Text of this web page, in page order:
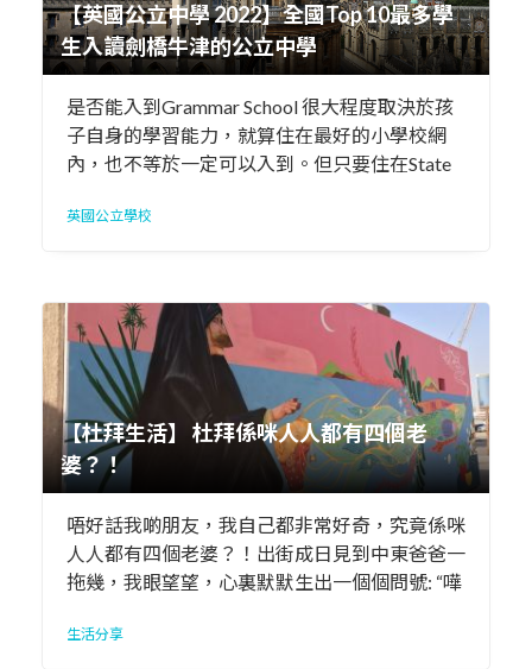
【英國公立中學 2022】全國Top 10最多學
生入讀劍橋牛津的公立中學
是否能入到Grammar School 很大程度取決於孩
子自身的學習能力，就算住在最好的小學校網
內，也不等於一定可以入到。‍但只要住在State
是往年首七成收生居住範圍），可說是百分之百
英國公立學校
【杜拜生活】 杜拜係咪人人都有四個老
婆？！
唔好話我啲朋友，我自己都非常好奇，究竟係咪
人人都有四個老婆？！出街成日見到中東爸爸一
拖幾，我眼望望，心裏默默生出一個個問號: “嘩
生活分享